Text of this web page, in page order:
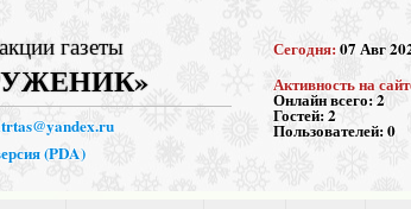
газеты
(PDA)
Сегодня:07 Авг
Активность на
Онлайн всего:2
Гостей:2
Пользователей:0